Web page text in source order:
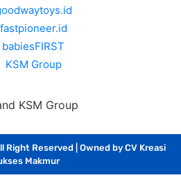
fastpioneer.id
babiesFIRST
KSM Group
Right Reserved | Owned by CV Kreasi
Makmur